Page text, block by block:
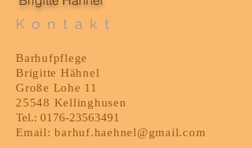
Kontakt
Barhufpflege
Brigitte Hähnel
Große Lohe 11
25548 Kellinghusen
Tel.: 0176-23563491
Email:barhuf.haehnel@gmail.com